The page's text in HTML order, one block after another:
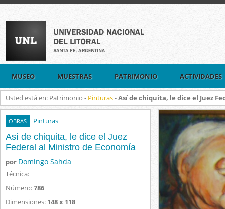
MUSEO MUESTRAS PATRIMONIO ACTIVIDADES
Usted está en: Patrimonio - Pinturas-Así de chiquita, le dice el Juez
OBRAS Pinturas
Así de chiquita, le dice el Juez
Federal al Ministro de Economía
por Domingo Sahda
Técnica:
Número:786
Dimensiones: 148 x 118